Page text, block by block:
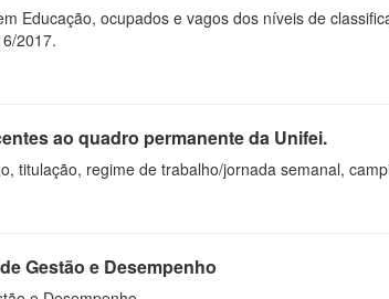
Educação, ocupados e vagos dos níveis de
2017.
ao quadro permanente da Unifei.
titulação, regime de trabalho/jornada semanal,
Gestão e Desempenho